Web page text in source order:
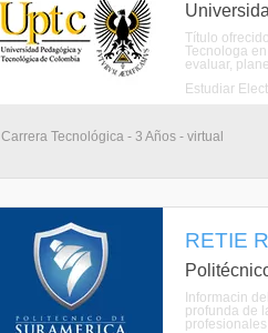
Título
Tecnologa
evaluar,
Estudiar
Carrera Tecnológica - 3 Años - virtual
RETIE
Informacin
profunda de